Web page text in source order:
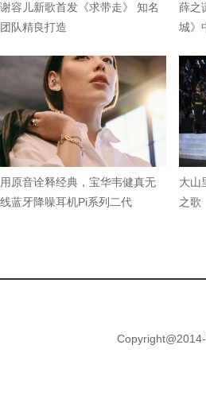
谢容儿新歌首发《求带走》 知名
团队精良打造
薛之
城》
用原音诠释经典，宝华韦健真无
线蓝牙降噪耳机Pi系列二代
大山
之歌
Copyright@2014-